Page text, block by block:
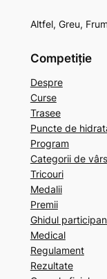
Altfel, Greu,
Competiție
Despre
Curse
Trasee
Puncte de
Program
Categorii de
Tricouri
Medalii
Premii
Ghidul
Medical
Regulament
Rezultate